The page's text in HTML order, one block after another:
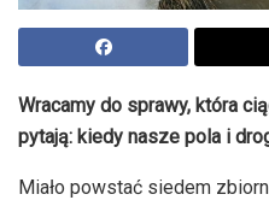
Wracamy do sprawy, która
pytają: kiedy nasze pola i
Miało powstać siedem